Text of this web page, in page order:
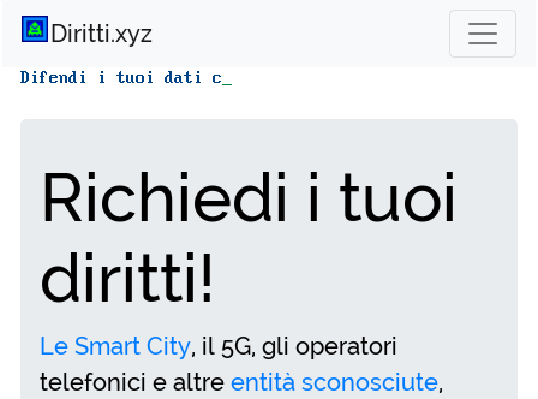
Diritti.xyz
Difendi i tuoi dati
Richiedi i tuoi
diritti!
Le Smart City, il 5G, gli operatori
telefonici e altre entità sconosciute,